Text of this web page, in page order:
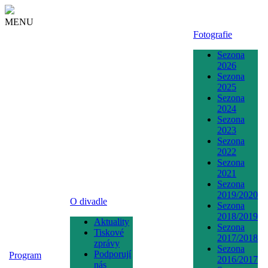
MENU
Program
O divadle
Aktuality
Tiskové
zprávy
Podporují
nás
Fotografie
Sezona
2026
Sezona
2025
Sezona
2024
Sezona
2023
Sezona
2022
Sezona
2021
Sezona
2019/2020
Sezona
2018/2019
Sezona
2017/2018
Sezona
2016/2017